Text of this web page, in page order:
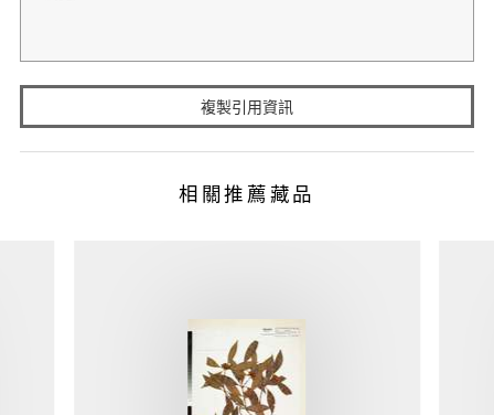
複製引用資訊
相關推薦藏品